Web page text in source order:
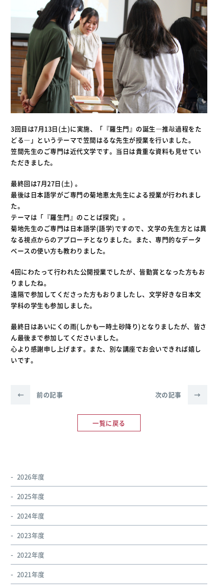
3回目は7月13日(土)に実施、「『羅生門』の誕生―推敲過程をた
どる―」というテーマで笠間はるな先生が授業を行いました。
笠間先生のご専門は近代文学です。当日は貴重な資料も見せてい
ただきました。
最終回は7月27日(土) 。
最後は日本語学がご専門の菊地恵太先生による授業が行われまし
た。
テーマは「『羅生門』のことば探究」。
菊地先生のご専門は日本語学(語学)ですので、文学の先生方とは異
なる視点からのアプローチとなりました。また、専門的なデータ
ベースの使い方も教わりました。
4回にわたって行われた公開授業でしたが、皆勤賞となった方もお
りましたね。
遠隔で参加してくださった方もおりましたし、文学好きな日本文
学科の学生も参加しました。
最終日はあいにくの雨(しかも一時土砂降り)となりましたが、皆さ
ん最後まで参加してくださいました。
心より感謝申し上げます。また、別な講座でお会いできれば嬉し
いです。
← 前の記事
一覧に戻る
次の記事 →
2026年度
2025年度
2024年度
2023年度
2022年度
2021年度